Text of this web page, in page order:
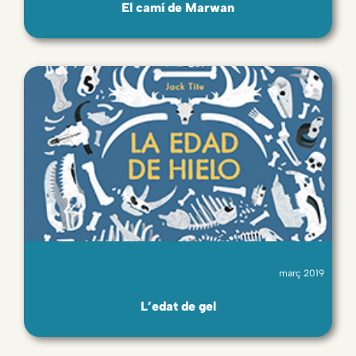
El camí de Marwan
març 2019
L’edat de gel